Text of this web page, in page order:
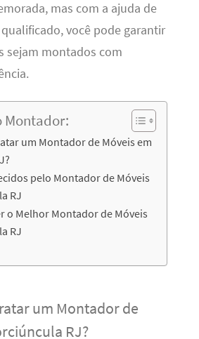
mas com a ajuda de
você pode garantir
sejam montados com
Montador:
um Montador de Móveis em
pelo Montador de Móveis
RJ
o Melhor Montador de Móveis
RJ
um Montador de
RJ?